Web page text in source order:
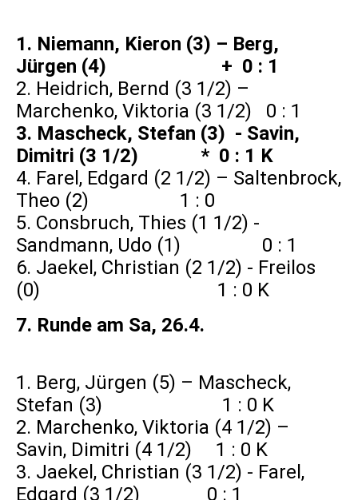
1. Niemann, Kieron (3) – Berg,
Jürgen (4) + 0 : 1
2. Heidrich, Bernd (3 1/2) –
Marchenko, Viktoria (3 1/2) 0 : 1
3. Mascheck, Stefan (3) - Savin,
Dimitri (3 1/2) * 0 : 1 K
4. Farel, Edgard (2 1/2) – Saltenbrock,
Theo (2) 1 : 0
5. Consbruch, Thies (1 1/2) -
Sandmann, Udo (1) 0 : 1
6. Jaekel, Christian (2 1/2) - Freilos
(0) 1 : 0 K
7. Runde am Sa, 26.4.
1. Berg, Jürgen (5) – Mascheck,
Stefan (3) 1 : 0 K
2. Marchenko, Viktoria (4 1/2) –
Savin, Dimitri (4 1/2) 1 : 0 K
3. Jaekel, Christian (3 1/2) - Farel,
Edgard (3 1/2) 0 : 1